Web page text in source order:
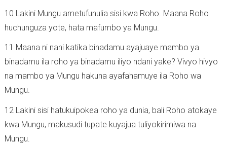
10 Lakini Mungu ametufunulia sisi kwa Roho. Maana Roho
huchunguza yote, hata mafumbo ya Mungu.
11 Maana ni nani katika binadamu ayajuaye mambo ya
binadamu ila roho ya binadamu iliyo ndani yake? Vivyo hivyo
na mambo ya Mungu hakuna ayafahamuye ila Roho wa
Mungu.
12 Lakini sisi hatukuipokea roho ya dunia, bali Roho atokaye
kwa Mungu, makusudi tupate kuyajua tuliyokirimiwa na
Mungu.